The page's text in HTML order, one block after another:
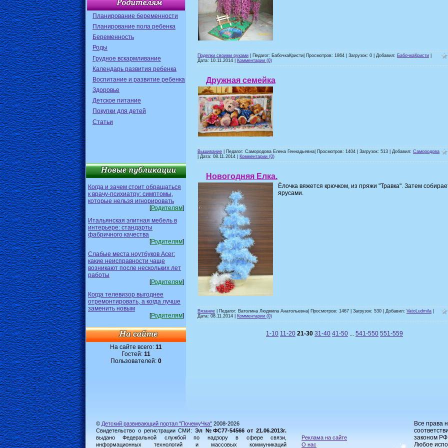
Планирование беременности
Планирование пола ребенка
Беременность
Роды
Грудное вскармливание
Календарь развития ребенка
Воспитание и развитие ребенка
Здоровье
Детское питание
Покупки для детей
Статьи
Когда и зачем стоит обращаться
к врачу-психиатру: симптомы,
которые нельзя игнорировать
[Родителям]
Итальянская элитная мебель в
интерьере: стандарты
фабричного качества
[Родителям]
Слабые места ноутбуков Acer:
какие неисправности чаще
возникают после нескольких лет
работы
[Родителям]
Когда телевизор выгоднее
отремонтировать, а когда лучше
заменить новым
[Родителям]
На сайте всего: 11
Гостей: 11
Пользователей: 0
Поделки своими руками | Педагог: БабочкаКристи| Просмотров: 1864 | Загрузок: 0 | Добавил: БабочкаКристи
Дата: 10.11.2014 Комментарии (0)
Дружная семейка
Вышивание | Педагог: Самородова Елена Геннадьевна| Просмотров: 1404 | Загрузок: 513 | Добавил: Самородова
| Дата: 08.11.2014 Комментарии (0)
Новогодняя Елка.
Ёлочка вяжется крючком, из пряжи "Травка". Затем
ярусами.
Вязание | Педагог: Ватолина Людмила Анатольевна| Просмотров: 1467 | Загрузок: 530 | Добавил: VatoLudmila
Дата: 08.11.2014 Комментарии (0)
1-10 11-20 21-30 31-40 41-50 ... 541-550 551-559
© Детский развивающий портал "ПочемуЧка" 2008-2026
Свидетельство о регистрации СМИ: Эл №ФС77-54566 от 21.06.2013г.
выдано Федеральной службой по надзору в сфере связи,
информационных технологий и массовых коммуникаций
Реклама на сайте
О нас
Все права
законом
Любое